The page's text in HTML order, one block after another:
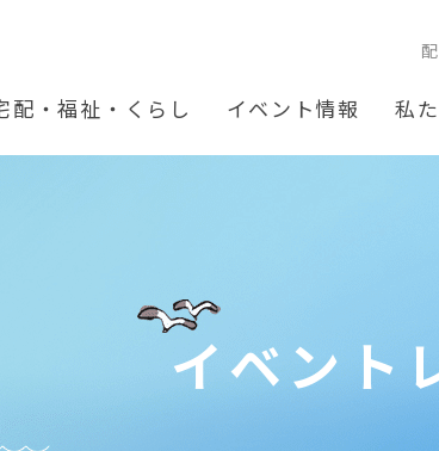
配・福祉・くらし イベント情報 私
イベント